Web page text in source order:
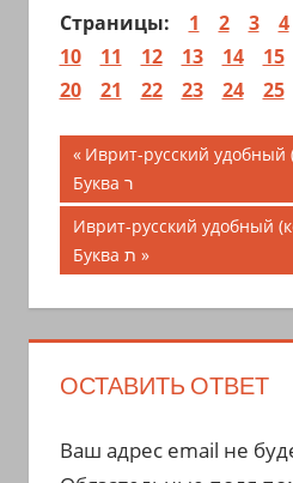
Страницы: 1 2 3 4
10
11 12 13 14 15
20
21 22 23 24 25
Навигация
по
записям
Предыдущая
запись;
Иврит-русский удобный
Буква ר
Следующая
запись:
Иврит-русский удобный
Буква ת
ОСТАВИТЬ ОТВЕТ
Ваш адрес email не